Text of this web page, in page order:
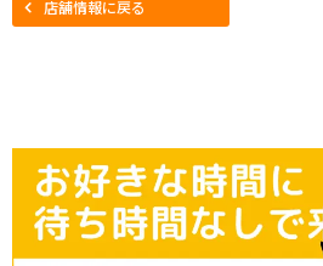
店舗情報に戻る